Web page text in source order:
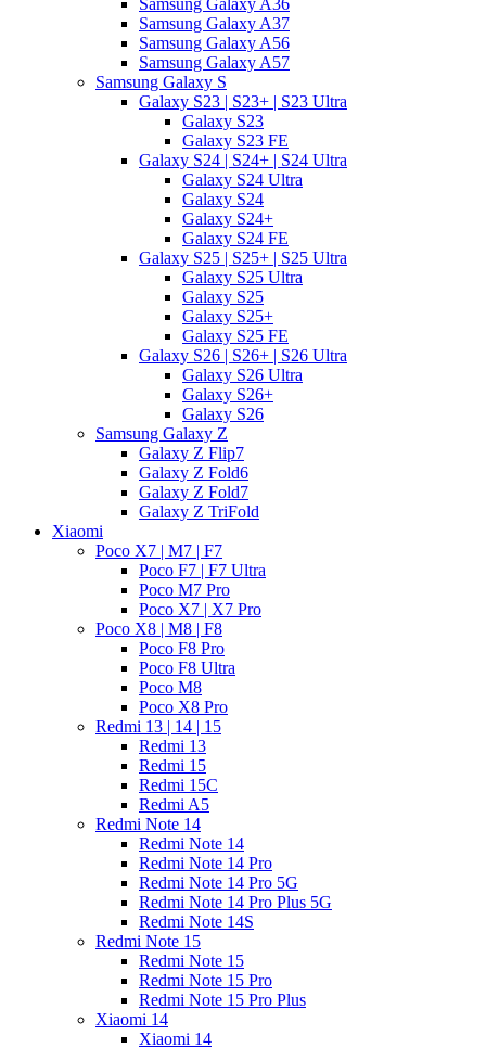
Samsung Galaxy A37
Samsung Galaxy A56
Samsung Galaxy A57
Samsung Galaxy S
Galaxy S23 | S23+ | S23 Ultra
Galaxy S23
Galaxy S23 FE
Galaxy S24 | S24+ | S24 Ultra
Galaxy S24 Ultra
Galaxy S24
Galaxy S24+
Galaxy S24 FE
Galaxy S25 | S25+ | S25 Ultra
Galaxy S25 Ultra
Galaxy S25
Galaxy S25+
Galaxy S25 FE
Galaxy S26 | S26+ | S26 Ultra
Galaxy S26 Ultra
Galaxy S26+
Galaxy S26
Samsung Galaxy Z
Galaxy Z Flip7
Galaxy Z Fold6
Galaxy Z Fold7
Galaxy Z TriFold
Xiaomi
Poco X7 | M7 | F7
Poco F7 | F7 Ultra
Poco M7 Pro
Poco X7 | X7 Pro
Poco X8 | M8 | F8
Poco F8 Pro
Poco F8 Ultra
Poco M8
Poco X8 Pro
Redmi 13 | 14 | 15
Redmi 13
Redmi 15
Redmi 15C
Redmi A5
Redmi Note 14
Redmi Note 14
Redmi Note 14 Pro
Redmi Note 14 Pro 5G
Redmi Note 14 Pro Plus 5G
Redmi Note 14S
Redmi Note 15
Redmi Note 15
Redmi Note 15 Pro
Redmi Note 15 Pro Plus
Xiaomi 14
Xiaomi 14